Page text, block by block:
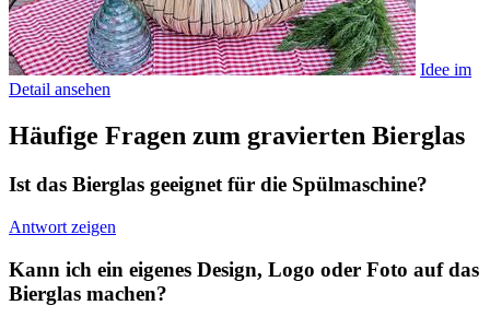
Idee im
Detail ansehen
Häufige Fragen zum gravierten Bierglas
Ist das Bierglas geeignet für die Spülmaschine?
Antwort zeigen
Kann ich ein eigenes Design, Logo oder Foto auf das
Bierglas machen?